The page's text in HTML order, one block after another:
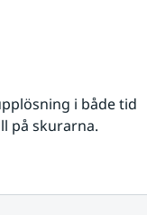
i både tid
på skurarna.